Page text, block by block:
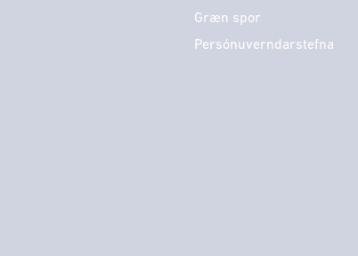
Græn spor
Persónuverndarstefna